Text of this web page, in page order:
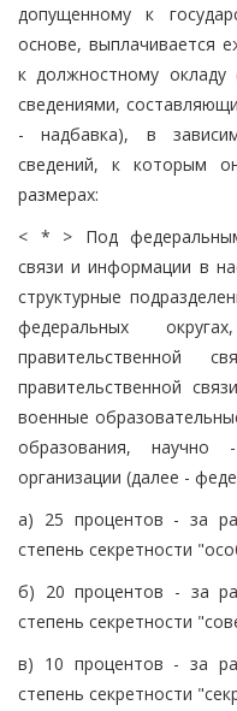
допущенному к
основе, выплачивается
к должностному
сведениями,
- надбавка), в
сведений, к которым
размерах:
< * > Под
связи и информации в
структурные
федеральных
правительственной
правительственной
военные
образования, научно
организации (далее -
а) 25 процентов - за
степень секретности
б) 20 процентов - за
степень секретности
в) 10 процентов - за
степень секретности